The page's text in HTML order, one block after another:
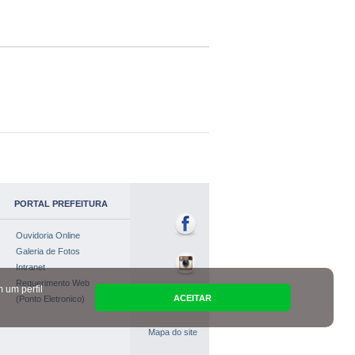
um perfil
ACEITAR
PORTAL PREFEITURA
Ouvidoria Online
Galeria de Fotos
Intranet
Requerimento Web
(Ponto Eletronico)
Mapa do site